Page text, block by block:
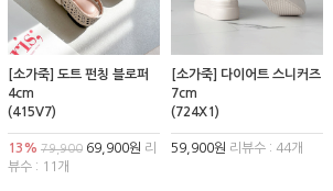
[소가죽] 도트 펀칭 블로퍼
4cm
(415V7)
13% 79,900 69,900원 리
뷰수 : 11개
[소가죽] 다이어트 스니커즈
7cm
(724X1)
59,900원 리뷰수 : 44개